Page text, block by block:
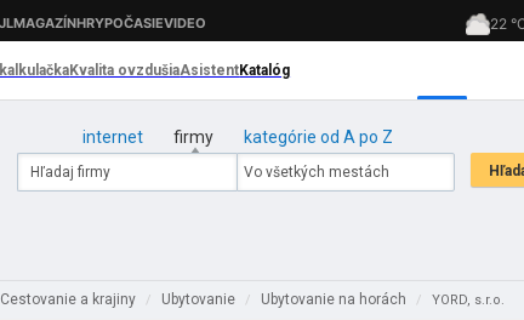
internet firmy kategórie od A po Z
Cestovanie a krajiny / Ubytovanie / Ubytovanie na horách / YORD, s.r.o.